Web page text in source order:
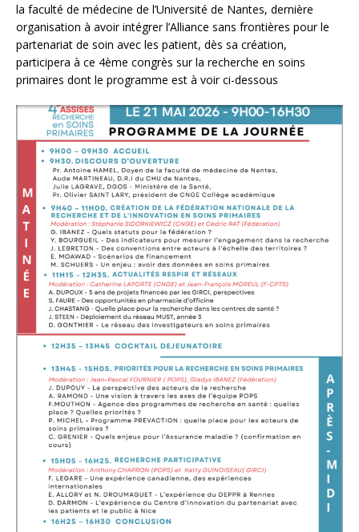
la faculté de médecine de l’Université de Nantes, dernière
organisation à avoir intégrer l’Alliance sans frontières pour le
partenariat de soin avec les patient, dès sa création,
participera à ce 4ème congrès sur la recherche en soins
primaires dont le programme est à voir ci-dessous